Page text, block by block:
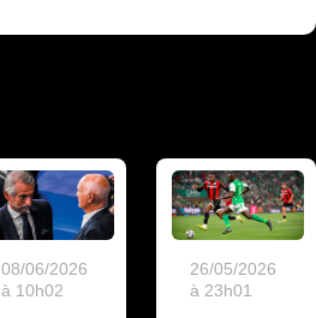
08/06/2026
à 10h02
26/05/2026
à 23h01